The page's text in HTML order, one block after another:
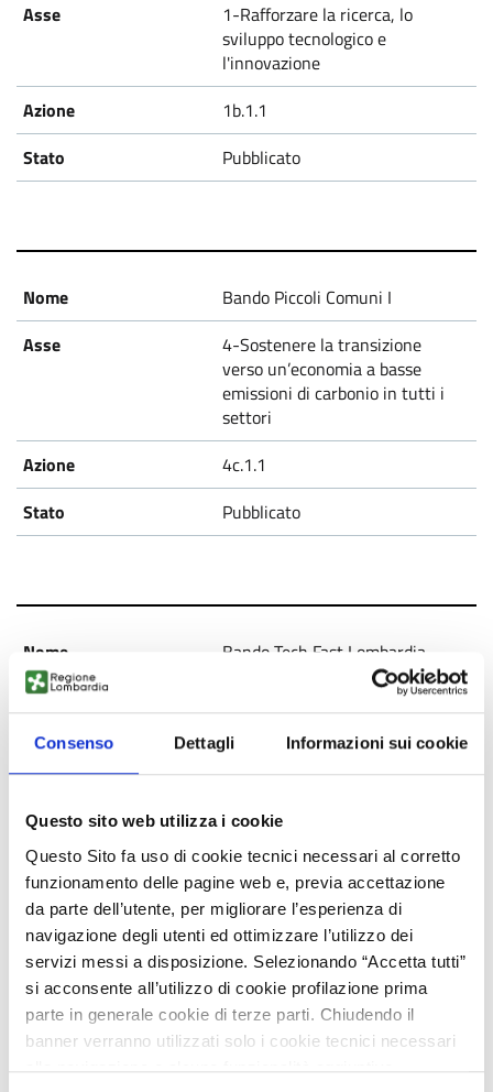
Consenso Dettagli Informazioni sui cookie
Questo sito web utilizza i cookie
Questo Sito fa uso di cookie tecnici necessari al corretto
funzionamento delle pagine web e, previa accettazione
da parte dell’utente, per migliorare l’esperienza di
navigazione degli utenti ed ottimizzare l’utilizzo dei
servizi messi a disposizione. Selezionando “Accetta tutti”
si acconsente all’utilizzo di cookie profilazione prima
parte in generale cookie di terze parti. Chiudendo il
banner verranno utilizzati solo i cookie tecnici necessari
alla navigazione e alcune funzionalità aggiuntive
1-Rafforzare la ricerca, lo
sviluppo tecnologico e
l'innovazione
1b.1.1
Pubblicato
Bando Piccoli Comuni I
4-Sostenere la transizione
verso un’economia a basse
emissioni di carbonio in tutti i
settori
4c.1.1
Pubblicato
Bando Tech Fast Lombardia
1-Rafforzare la ricerca, lo
l'innovazione
Call Hub Ricerca e Innovazione
1-Rafforzare la ricerca, lo
sviluppo tecnologico e
l'innovazione